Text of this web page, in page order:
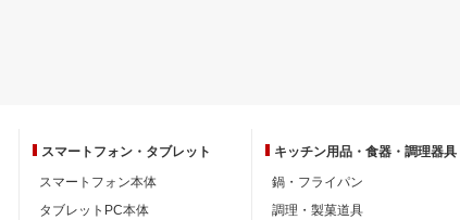
スマートフォン・ タブレット
スマートフォン本体
タブレットPC本体
キッチン用品・ 食器・調理器具
鍋・フライパン
調理・製菓道具